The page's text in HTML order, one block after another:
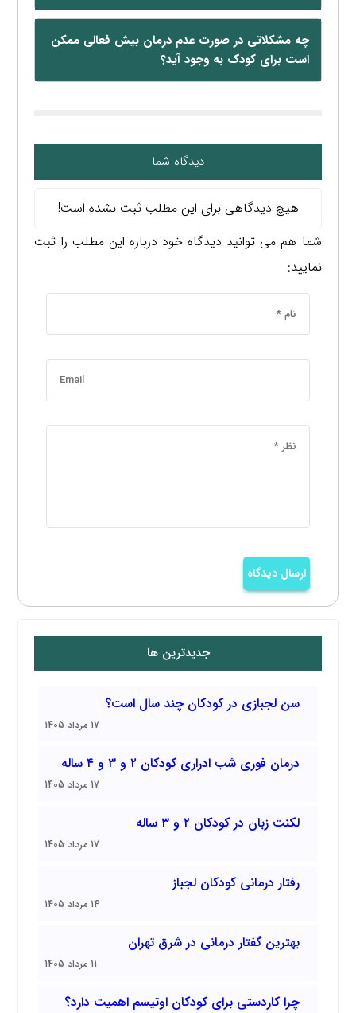
چه مشکلاتی در صورت عدم درمان بیش فعالی ممکن
است برای کودک به وجود آید؟
دیدگاه شما
هیچ دیدگاهی برای این مطلب ثبت نشده است!
شما هم می توانید دیدگاه خود درباره این مطلب را ثبت
نمایید:
ارسال دیدگاه
جدیدترین ها
سن لجبازی در کودکان چند سال است؟
17 مرداد 1405
درمان فوری شب ادراری کودکان ۲ و ۳ و ۴ ساله
17 مرداد 1405
لکنت زبان در کودکان ۲ و ۳ ساله
17 مرداد 1405
رفتار درمانی کودکان لجباز
14 مرداد 1405
بهترین گفتار درمانی در شرق تهران
11 مرداد 1405
چرا کاردستی برای کودکان اوتیسم اهمیت دارد؟